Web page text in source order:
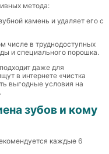
метода:
камень и удаляет его с
числе в труднодоступных
и специального порошка.
даже для
в интернете «чистка
выгодные условия на
зубов и кому
каждые 6